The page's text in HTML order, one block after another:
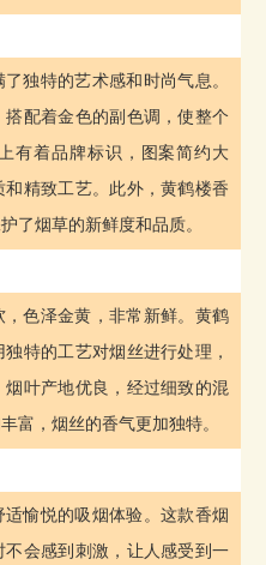
独特的艺术感和时尚气息。
配着金色的副色调，使整个
有着品牌标识，图案简约大
精致工艺。此外，黄鹤楼香
了烟草的新鲜度和品质。
色泽金黄，非常新鲜。黄鹤
特的工艺对烟丝进行处理，
叶产地优良，经过细致的混
富，烟丝的香气更加独特。
愉悦的吸烟体验。这款香烟
会感到刺激，让人感受到一